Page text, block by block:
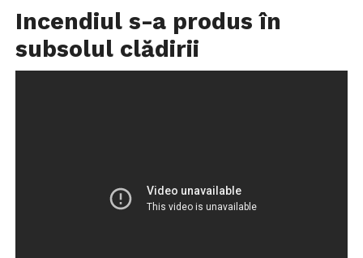
Incendiul s-a produs în
subsolul clădirii